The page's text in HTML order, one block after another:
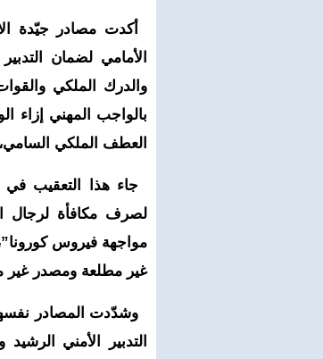
أكدت مصادر جيّدة
والدرك الملكي
بالواجب المهني إزاء
العطف الملكي
جاء هذا التعقيب
لصرف مكافأة لرجال
مواجهة فيروس
غير مطلعة ومصدر غير
وشدّدت المصادر
التدبير الأمني